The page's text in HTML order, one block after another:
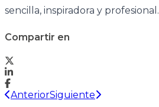
sencilla, inspiradora y profesional.
Compartir en
AnteriorSiguiente